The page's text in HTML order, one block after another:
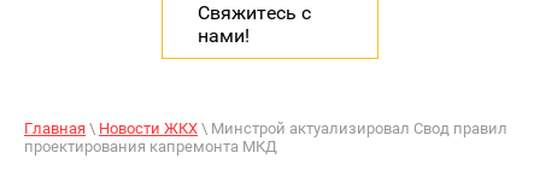
Свяжитесь с
нами!
Главная \ Новости ЖКХ \ Минстрой актуализировал Свод правил
проектирования капремонта МКД